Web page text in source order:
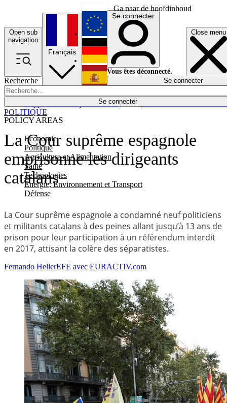
Ga naar de hoofdinhoud
Open sub
navigation
Close menu
Recherche
Se connecter
POLICY AREAS
Economie
Politique
Agriculture et Alimentation
Santé
Technologies
Energie, Environnement et Transport
Défense
Économie
Français
English
Deutsch
Español
Se connecter
Vous êtes déconnecté.
Se connecter
La Cour suprême espagnole
emprisonne les dirigeants
catalans
La Cour suprême espagnole a condamné neuf politiciens
et militants catalans à des peines allant jusqu’à 13 ans de
prison pour leur participation à un référendum interdit
en 2017, attisant la colère des séparatistes.
POLITIQUE
Fernando HellerEFE avec EURACTIV.com